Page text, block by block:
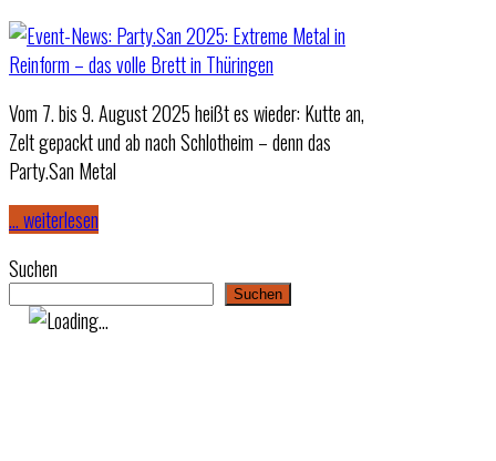
Vom 7. bis 9. August 2025 heißt es wieder: Kutte an,
Zelt gepackt und ab nach Schlotheim – denn das
Party.San Metal
… weiterlesen
Suchen
Suchen